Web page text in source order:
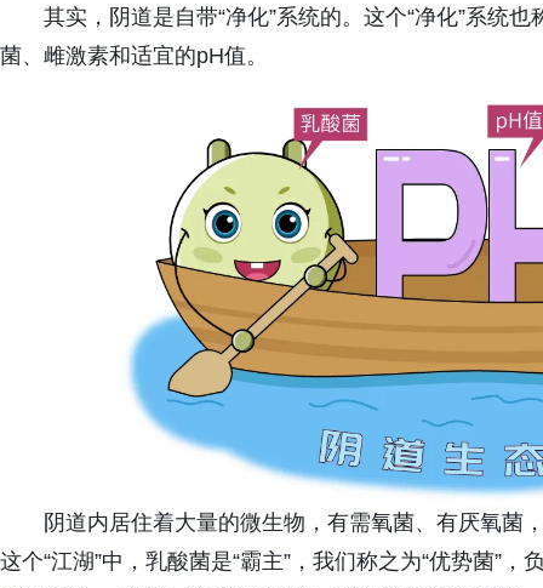
其实，阴道是自带“净化”系统的。这个“净化”系统
菌、雌激素和适宜的pH值。
阴道内居住着大量的微生物，有需氧菌、有厌氧
这个“江湖”中，乳酸菌是“霸主”，我们称之为“优势菌”